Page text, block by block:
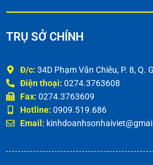
TRỤ SỞ CHÍNH
Đ/c: 34D Phạm Văn Chiêu, P. 8, Q.
Điện thoại: 0274.3763608
Fax: 0274.3763609
Hotline: 0909.519.686
Email: